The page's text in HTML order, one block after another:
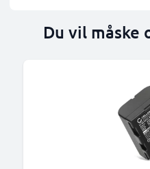
Du vil måske